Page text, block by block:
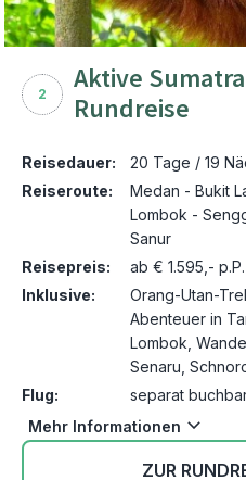
2
Aktive
Rundreise
Reisedauer:
20 Tage / 19
Reiseroute:
Medan - Bukit
Lombok -
Sanur
Reisepreis:
ab € 1.595,-
Inklusive:
Orang-Utan-
Abenteuer in
Lombok,
Senaru,
Flug:
separat
Mehr Informationen
ZUR